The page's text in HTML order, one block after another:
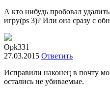
А кто нибудь пробовал
игру(ps 3)? Или она сразу с
Opk331
27.03.2015 Ответить
Исправили наконец в почту
остались не убиваемые.